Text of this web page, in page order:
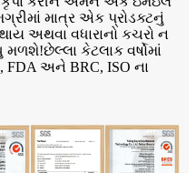
માત્ર એક પ્રોડક્ટનું
અથવા વધારાનો કચરો ન
કેટલાક વર્ષોમાં
FDA અને BRC, ISO ના